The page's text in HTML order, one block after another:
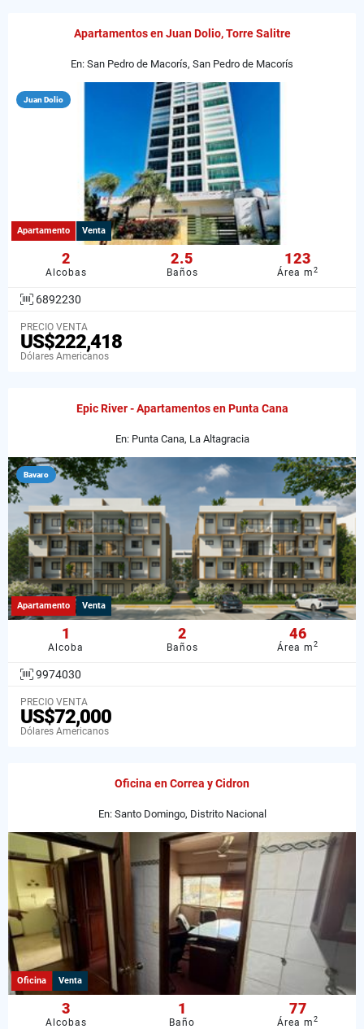
Apartamentos en Juan Dolio, Torre Salitre
En: San Pedro de Macorís, San Pedro de Macorís
Juan Dolio
Apartamento Venta
2
Alcobas
2.5
Baños
123
Área m2
6892230
PRECIO VENTA
US$222,418
Dólares Americanos
Epic River - Apartamentos en Punta Cana
En: Punta Cana, La Altagracia
Bavaro
Apartamento Venta
1
Alcoba
2
Baños
46
Área m2
9974030
PRECIO VENTA
US$72,000
Dólares Americanos
Oficina en Correa y Cidron
En: Santo Domingo, Distrito Nacional
Oficina Venta
3
Alcobas
1
Baño
77
Área m2